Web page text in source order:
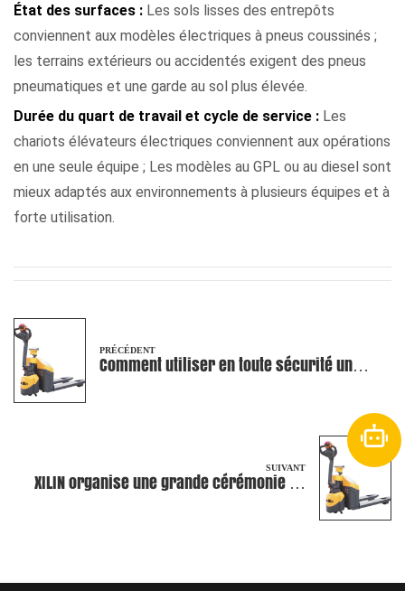
État des surfaces : Les sols lisses des entrepôts
conviennent aux modèles électriques à pneus coussinés ;
les terrains extérieurs ou accidentés exigent des pneus
pneumatiques et une garde au sol plus élevée.
Durée du quart de travail et cycle de service : Les
chariots élévateurs électriques conviennent aux opérations
en une seule équipe ; Les modèles au GPL ou au diesel sont
mieux adaptés aux environnements à plusieurs équipes et à
forte utilisation.
PRÉCÉDENT
Comment utiliser en toute sécurité un
SUIVANT
XILIN organise une grande cérémonie de